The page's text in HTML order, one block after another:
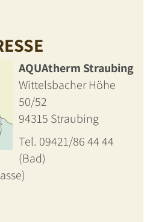
AQUAtherm Straubing
Wittelsbacher Höhe
50/52
94315 Straubing
Tel. 09421/86 44 44
(Bad)